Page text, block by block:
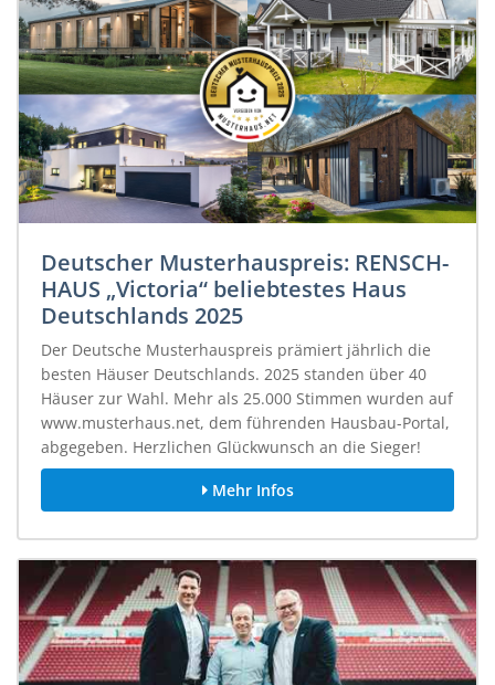
Deutscher Musterhauspreis: RENSCH-
HAUS „Victoria“ beliebtestes Haus
Deutschlands 2025
Der Deutsche Musterhauspreis prämiert jährlich die
besten Häuser Deutschlands. 2025 standen über 40
Häuser zur Wahl. Mehr als 25.000 Stimmen wurden auf
www.musterhaus.net, dem führenden Hausbau-Portal,
abgegeben. Herzlichen Glückwunsch an die Sieger!
Mehr Infos